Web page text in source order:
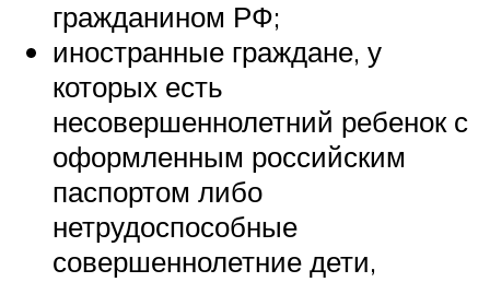
гражданином РФ;
иностранные граждане, у
которых есть
несовершеннолетний ребенок с
оформленным российским
паспортом либо
нетрудоспособные
совершеннолетние дети,